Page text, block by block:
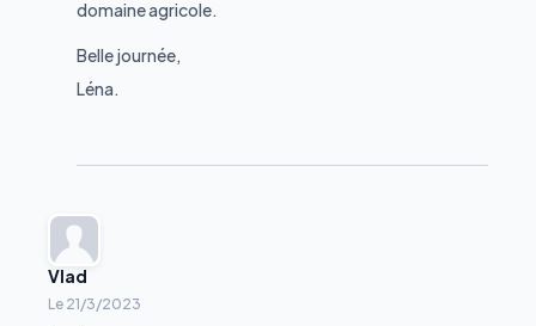
domaine agricole.
Belle journée,
Léna.
Vlad
Le 21/3/2023